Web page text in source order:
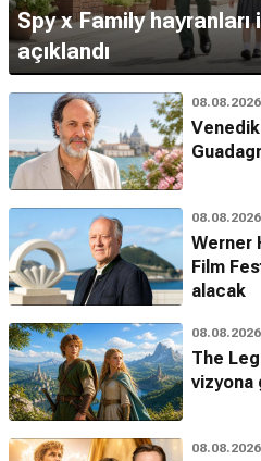
Spy x Family
açıklandı
08.08.2026
08.08.2026
Werner
Film
alacak
08.08.2026
The
vizyona
08.08.2026